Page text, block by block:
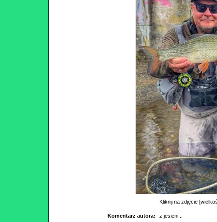
Kliknij na zdjęcie
Komentarz autora: z jesieni...